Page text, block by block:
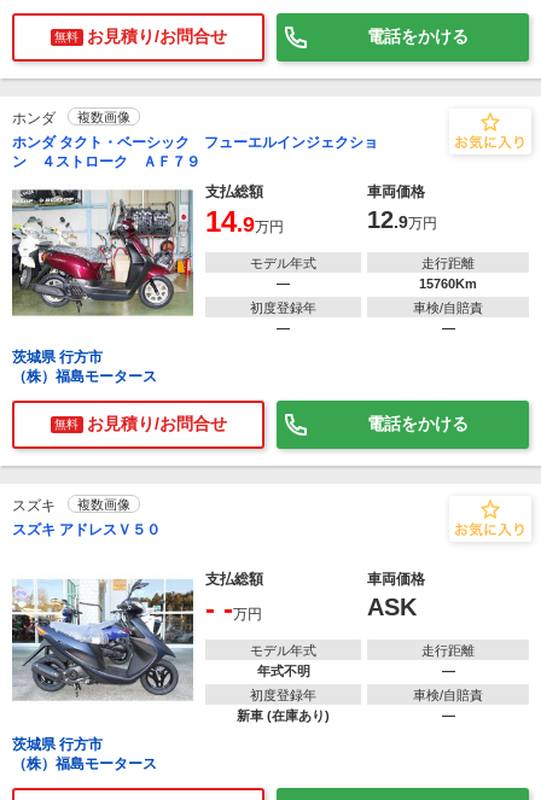
無料 お見積り/お問合せ 電話をかける
ホンダ 複数画像
ホンダ タクト・ベーシック フューエルインジェクショ
ン ４ストローク ＡＦ７９
支払総額
車両価格
14.9万円 12.9万円
モデル年式
―
走行距離
15760Km
初度登録年
―
車検/自賠責
―
茨城県 行方市
（株）福島モータース
無料 お見積り/お問合せ 電話をかける
スズキ 複数画像
スズキ アドレスＶ５０
支払総額 車両価格
- -万円 ASK
モデル年式
年式不明
走行距離
―
初度登録年
新車 (在庫あり)
車検/自賠責
―
茨城県 行方市
（株）福島モータース